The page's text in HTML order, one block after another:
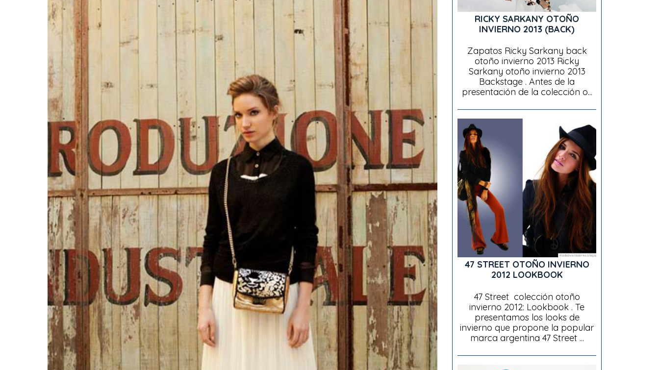
RICKY SARKANY OTOÑO
INVIERNO 2013 (BACK)
Zapatos Ricky Sarkany back
otoño invierno 2013 Ricky
Sarkany otoño invierno 2013
Backstage . Antes de la
presentación de la colección o...
47 STREET OTOÑO INVIERNO
2012 LOOKBOOK
47 Street colección otoño
invierno 2012: Lookbook . Te
presentamos los looks de
invierno que propone la popular
marca argentina 47 Street ...